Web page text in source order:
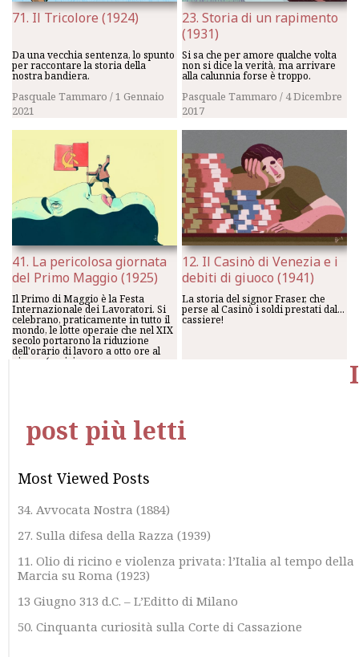
71. Il Tricolore (1924)
Da una vecchia sentenza, lo spunto
per raccontare la storia della
nostra bandiera.
Pasquale Tammaro /1 Gennaio
2021
23. Storia di un rapimento
(1931)
Si sa che per amore qualche volta
non si dice la verità, ma arrivare
alla calunnia forse è troppo.
Pasquale Tammaro / 4 Dicembre
2017
41. La pericolosa giornata
del Primo Maggio (1925)
Il Primo di Maggio è la Festa
Internazionale dei Lavoratori. Si
celebrano, praticamente in tutto il
mondo, le lotte operaie che nel XIX
secolo portarono la riduzione
dell'orario di lavoro a otto ore al
giorno (amici
12. Il Casinò di Venezia e i
debiti di giuoco (1941)
La storia del signor Fraser, che
perse al Casinò i soldi prestati dal...
cassiere!
I
post più letti
Most Viewed Posts
34. Avvocata Nostra (1884)
27. Sulla difesa della Razza (1939)
11. Olio di ricino e violenza privata: l’Italia al tempo della
Marcia su Roma (1923)
13 Giugno 313 d.C. – L’Editto di Milano
50. Cinquanta curiosità sulla Corte di Cassazione